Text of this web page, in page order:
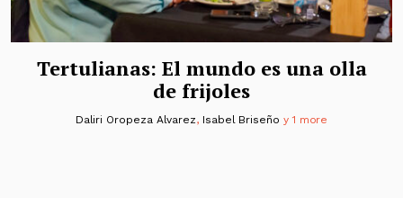
Tertulianas: El mundo es una olla
de frijoles
Daliri Oropeza Alvarez, Isabel Briseño y 1 more